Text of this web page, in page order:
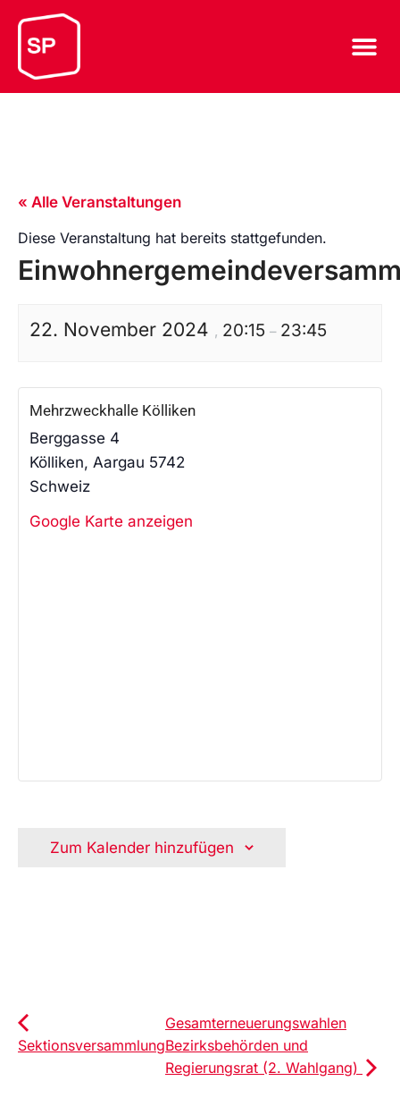
« Alle Veranstaltungen
Diese Veranstaltung hat bereits stattgefunden.
22. November 2024 , 20:15 – 23:45
Mehrzweckhalle Kölliken
Berggasse 4
Kölliken, Aargau 5742
Schweiz
Google Karte anzeigen
Zum Kalender hinzufügen
Sektionsversammlung
Gesamterneuerungswahlen
Bezirksbehörden und
Regierungsrat (2. Wahlgang)